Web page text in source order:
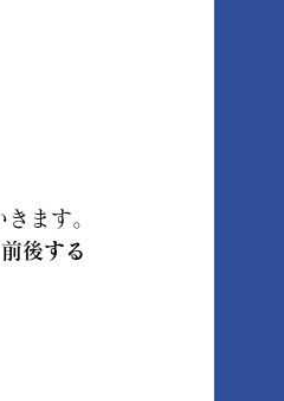
ます。
後する